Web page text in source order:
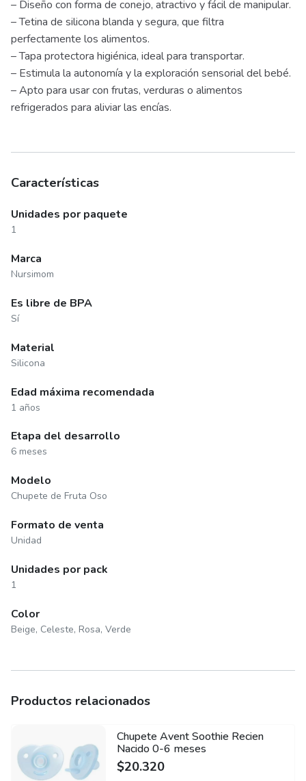
– Diseño con forma de conejo, atractivo y fácil de manipular.
– Tetina de silicona blanda y segura, que filtra
perfectamente los alimentos.
– Tapa protectora higiénica, ideal para transportar.
– Estimula la autonomía y la exploración sensorial del bebé.
– Apto para usar con frutas, verduras o alimentos
refrigerados para aliviar las encías.
Características
Unidades por paquete
1
Marca
Nursimom
Es libre de BPA
Sí
Material
Silicona
Edad máxima recomendada
1 años
Etapa del desarrollo
6 meses
Modelo
Chupete de Fruta Oso
Formato de venta
Unidad
Unidades por pack
1
Color
Beige, Celeste, Rosa, Verde
Productos relacionados
Chupete Avent Soothie Recien
Nacido 0-6 meses
$20.320
This
product
has